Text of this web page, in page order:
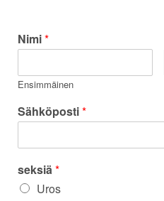
Nimi*
Ensimmäinen
Sähköposti*
seksiä*
Uros